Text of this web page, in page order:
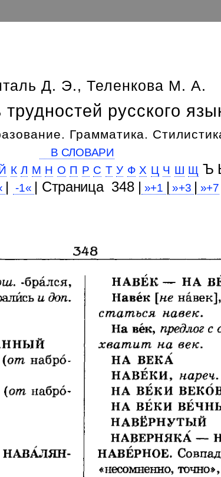
Д. Э., Теленкова М. А.
русского
Грамматика.
В СЛОВАРИ
К Л М Н О П Р С Т У Ф Х Ц Ч Ш Щ Ъ
| -1« | Cтраница 348 | »+1 | »+3 | »+7